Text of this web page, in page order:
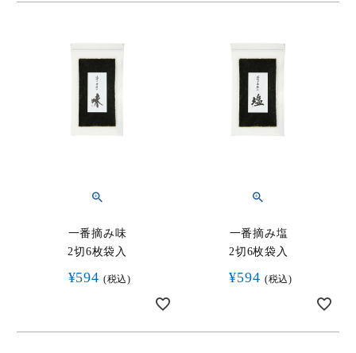
一番摘み味
2切6枚袋入
¥594 税込
一番摘み塩
2切6枚袋入
¥594 税込